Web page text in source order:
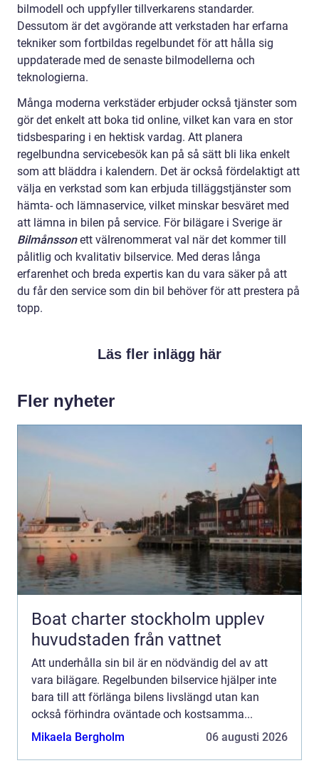
bilmodell och uppfyller tillverkarens standarder.
Dessutom är det avgörande att verkstaden har erfarna
tekniker som fortbildas regelbundet för att hålla sig
uppdaterade med de senaste bilmodellerna och
teknologierna.
Många moderna verkstäder erbjuder också tjänster som
gör det enkelt att boka tid online, vilket kan vara en stor
tidsbesparing i en hektisk vardag. Att planera
regelbundna servicebesök kan på så sätt bli lika enkelt
som att bläddra i kalendern. Det är också fördelaktigt att
välja en verkstad som kan erbjuda tilläggstjänster som
hämta- och lämnaservice, vilket minskar besväret med
att lämna in bilen på service. För bilägare i Sverige är
Bilmånsson ett välrenommerat val när det kommer till
pålitlig och kvalitativ bilservice. Med deras långa
erfarenhet och breda expertis kan du vara säker på att
du får den service som din bil behöver för att prestera på
topp.
Läs fler inlägg här
Fler nyheter
Boat charter stockholm upplev
huvudstaden från vattnet
Att underhålla sin bil är en nödvändig del av att
vara bilägare. Regelbunden bilservice hjälper inte
bara till att förlänga bilens livslängd utan kan
också förhindra oväntade och kostsamma...
Mikaela Bergholm
06 augusti 2026